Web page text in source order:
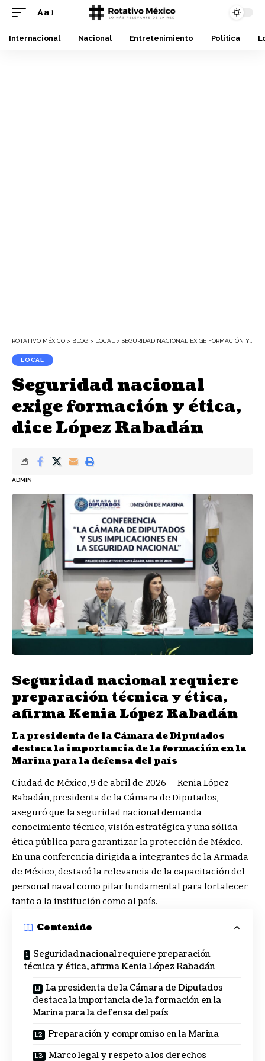
Font
Resizer
Aa
Internacional Nacional Entretenimiento Política
ROTATIVO MÉXICO > BLOG > LOCAL > SEGURIDAD NACIONAL EXIGE FORMACIÓN Y ÉTICA, DICE LÓPEZ RABADÁN
LOCAL
Seguridad nacional
exige formación y ética,
dice López Rabadán
ADMIN
Seguridad nacional requiere
preparación técnica y ética,
afirma Kenia López Rabadán
La presidenta de la Cámara de Diputados
destaca la importancia de la formación en la
Marina para la defensa del país
Ciudad de México, 9 de abril de 2026 — Kenia López
Rabadán, presidenta de la Cámara de Diputados,
aseguró que la seguridad nacional demanda
conocimiento técnico, visión estratégica y una sólida
ética pública para garantizar la protección de México.
En una conferencia dirigida a integrantes de la Armada
de México, destacó la relevancia de la capacitación del
personal naval como pilar fundamental para fortalecer
tanto a la institución como al país.
Contenido
Seguridad nacional requiere preparación
técnica y ética, afirma Kenia López Rabadán
La presidenta de la Cámara de Diputados
destaca la importancia de la formación en la
Marina para la defensa del país
Preparación y compromiso en la Marina
Marco legal y respeto a los derechos